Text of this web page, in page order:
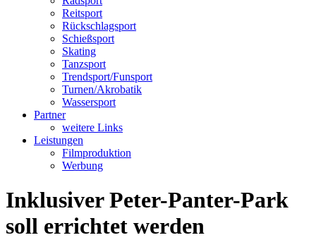
Reitsport
Rückschlagsport
Schießsport
Skating
Tanzsport
Trendsport/Funsport
Turnen/Akrobatik
Wassersport
Partner
weitere Links
Leistungen
Filmproduktion
Werbung
Inklusiver Peter-Panter-Park
soll errichtet werden